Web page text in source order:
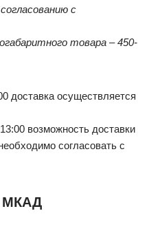
с
товара – 450-
доставка осуществляется
возможность доставки
согласовать с
МКАД